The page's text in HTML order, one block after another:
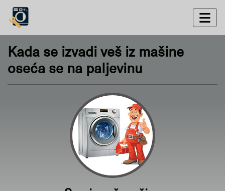
Kada se izvadi veš iz mašine
oseća se na paljevinu